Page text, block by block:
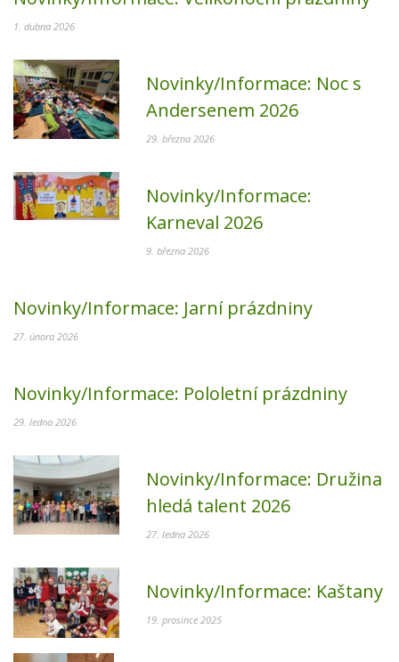
1. dubna 2026
Novinky/Informace: Noc s
Andersenem 2026
29. března 2026
Novinky/Informace:
Karneval 2026
9. března 2026
Novinky/Informace: Jarní prázdniny
27. února 2026
Novinky/Informace: Pololetní prázdniny
29. ledna 2026
Novinky/Informace: Družina
hledá talent 2026
27. ledna 2026
Novinky/Informace: Kaštany
19. prosince 2025